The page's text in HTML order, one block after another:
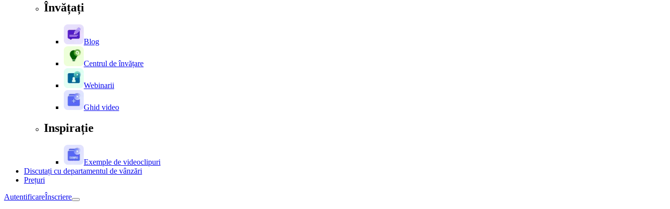
Învățați
Blog
Centrul de învățare
Webinarii
Ghid video
Inspirație
Exemple de videoclipuri
Discutați cu departamentul de vânzări
Prețuri
AutentificareÎnscriere